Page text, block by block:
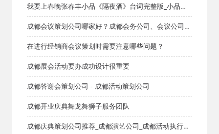
策划网_方案网_文案网_文档网
我要上春晚张春丰小品《隔夜酒》台词完整版_小品剧
本库_知识库_成都活动公司网_策划网_方案网_文案网_
文档网
成都会议策划公司哪家好？成都会务公司、会议公司推
荐：红星活动专业承办新闻发布会与招商会
在进行经销商会议策划时需要注意哪些问题？
成都展会活动要办成功设计很重要
成都答谢会策划公司 - 成都活动策划公司
成都开业庆典舞龙舞狮子服务团队
成都庆典策划公司推荐_成都演艺公司_成都活动执行公